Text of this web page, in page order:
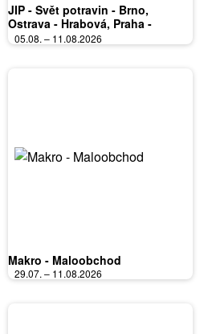
JIP - Svět potravin - Brno,
Ostrava - Hrabová, Praha -
Bořanovice, Jilemnice, Karlovy
Vary, Olomouc, Pardubice, Zlín,
05.08. – 11.08.2026
Makro - Maloobchod
29.07. – 11.08.2026